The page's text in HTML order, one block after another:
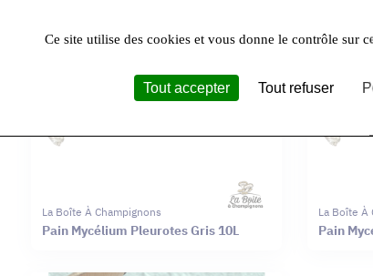
La Boîte À Champignons
Pain Mycélium Pleurotes Gris 10L
La Boîte À
Pain
Ce site utilise des cookies et vous donne le contrôle sur
Tout accepter Tout refuser